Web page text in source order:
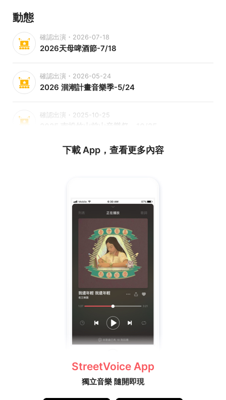
動態
確認出演・2026-07-18
2026天母啤酒節-7/18
確認出演・2026-05-24
2026 洄潮計畫音樂季-5/24
確認出演・2025-10-25
2025 南投竹山前山音樂祭－10/25
下載 App，查看更多內容
StreetVoice App
獨立音樂 隨開即現